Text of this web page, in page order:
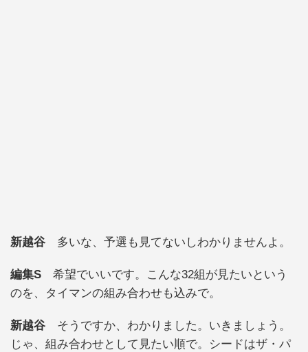
新越谷 多いな、予選も見てないしわかりませんよ。
編集S 希望でいいです。こんな32組が見たいという
のを、タイマンの組み合わせも込みで。
新越谷 そうですか、わかりました。いきましょう。
じゃ、組み合わせとして見たい順で。シードはザ・パ